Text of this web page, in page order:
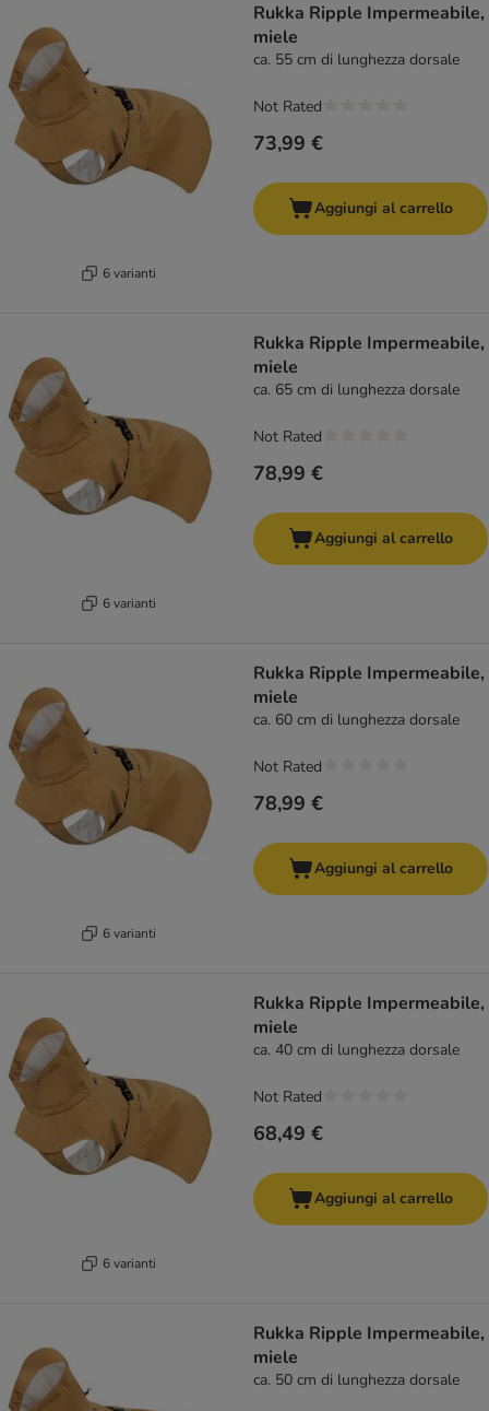
6 varianti
Rukka Ripple Impermeabile,
miele
ca. 55 cm di lunghezza dorsale
73,99 €
Not Rated
Aggiungi al carrello
6 varianti
Rukka Ripple Impermeabile,
miele
ca. 65 cm di lunghezza dorsale
78,99 €
Not Rated
Aggiungi al carrello
6 varianti
Rukka Ripple Impermeabile,
miele
ca. 60 cm di lunghezza dorsale
78,99 €
Not Rated
Aggiungi al carrello
6 varianti
Rukka Ripple Impermeabile,
miele
ca. 40 cm di lunghezza dorsale
68,49 €
Not Rated
Aggiungi al carrello
Rukka Ripple Impermeabile,
miele
ca. 50 cm di lunghezza dorsale